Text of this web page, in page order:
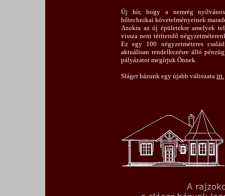
Új hír, hogy a nemrég
hőtechnikai követelményeinek
Azokra az új épületekre amelyek
vissza nem térítendő
Ez egy 100 négyzetméteres
aktuálisan rendelkezésre álló
pályázatot megírjuk Önnek.
Sláger házunk egy újabb változata itt.